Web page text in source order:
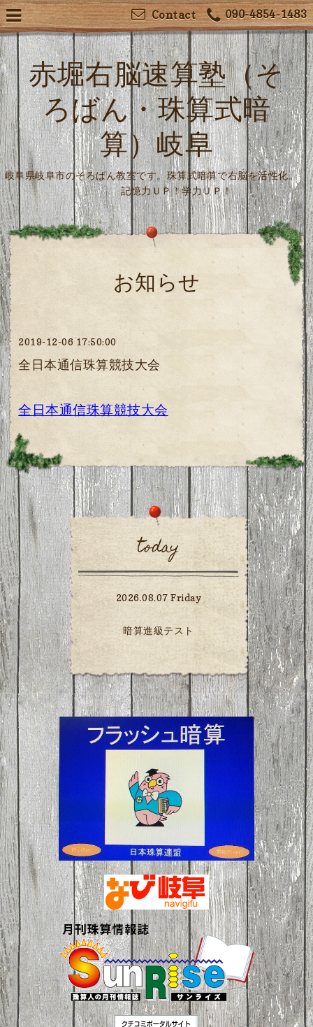
090-4854-1483
Contact
赤堀右脳速算塾（そ
ろばん・珠算式暗
算）岐阜
岐阜県岐阜市のそろばん教室です。珠算式暗算で右脳を活性化。
記憶力ＵＰ！学力ＵＰ！
お知らせ
2019-12-06 17:50:00
全日本通信珠算競技大会
全日本通信珠算競技大会
today
2026.08.07 Friday
暗算進級テスト